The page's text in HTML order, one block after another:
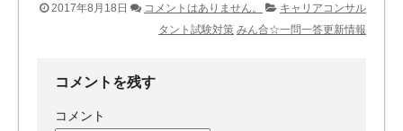
2017年8月18日 コメントはありません。
キャリアコンサル
タント試験対策 みん合☆一問一答更新情報
コメントを残す
コメント